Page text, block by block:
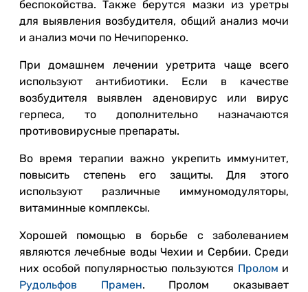
беспокойства. Также берутся мазки из уретры
для выявления возбудителя, общий анализ мочи
и анализ мочи по Нечипоренко.
При домашнем лечении уретрита чаще всего
используют антибиотики. Если в качестве
возбудителя выявлен аденовирус или вирус
герпеса, то дополнительно назначаются
противовирусные препараты.
Во время терапии важно укрепить иммунитет,
повысить степень его защиты. Для этого
используют различные иммуномодуляторы,
витаминные комплексы.
Хорошей помощью в борьбе с заболеванием
являются лечебные воды Чехии и Сербии. Среди
них особой популярностью пользуются Пролом и
Рудольфов Прамен. Пролом оказывает